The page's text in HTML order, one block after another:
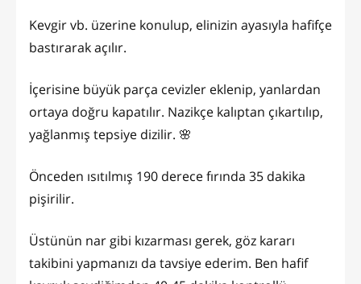
Kevgir vb. üzerine konulup, elinizin ayasıyla hafifçe
bastırarak açılır.
İçerisine büyük parça cevizler eklenip, yanlardan
ortaya doğru kapatılır. Nazikçe kalıptan çıkartılıp,
yağlanmış tepsiye dizilir. 🌸
Önceden ısıtılmış 190 derece fırında 35 dakika
pişirilir.
Üstünün nar gibi kızarması gerek, göz kararı
takibini yapmanızı da tavsiye ederim. Ben hafif